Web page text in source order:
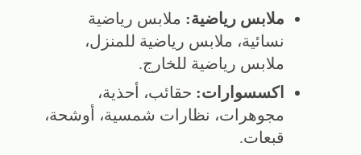
ملابس رياضية: ملابس رياضية
نسائية، ملابس رياضية للمنزل،
ملابس رياضية للخارج.
اكسسوارات: حقائب، أحذية،
مجوهرات، نظارات شمسية، أوشحة،
قبعات.